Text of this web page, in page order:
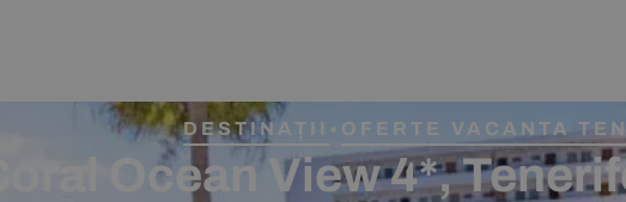
DESTINAȚII • OFERTE VACANTA
Coral Ocean View 4*,